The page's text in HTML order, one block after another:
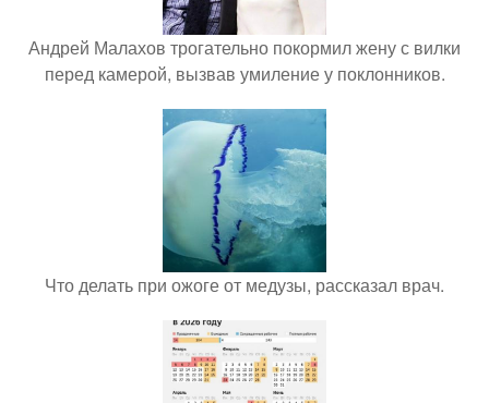
Андрей Малахов трогательно покормил жену с вилки
перед камерой, вызвав умиление у поклонников.
Что делать при ожоге от медузы, рассказал врач.